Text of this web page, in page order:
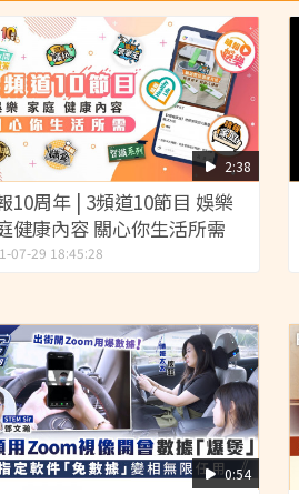
2:38
10周年 | 3頻道10節目 娛樂
健康內容 關心你生活所需
07-29 18:45:28
0:54